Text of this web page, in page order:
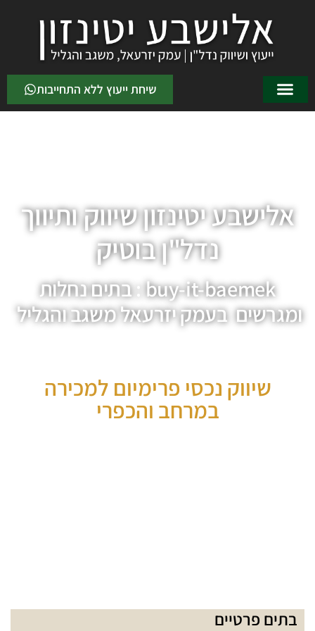
שיחת ייעוץ ללא התחייבות
אלישבע יטינזון שיווק ותיווך
נדל"ן בוטיק
buy-it-baemek : בתים נחלות
ומגרשים בעמק יזרעאל משגב והגליל
שיווק נכסי פרימיום למכירה
במרחב והכפרי
בתים פרטיים